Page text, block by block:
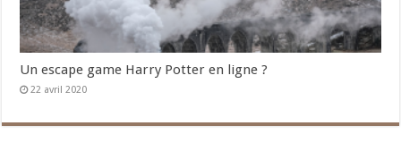
Un escape game Harry Potter en ligne ?
22 avril 2020